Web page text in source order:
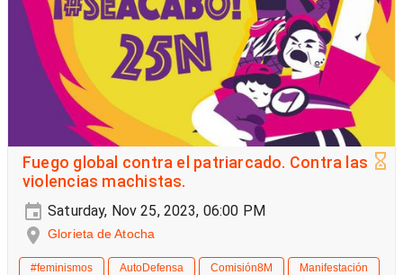
Fuego global contra el patriarcado. Contra las
violencias machistas.
Saturday, Nov 25, 2023, 06:00 PM
Glorieta de Atocha
#feminismos AutoDefensa Comisión8M
Manifestación